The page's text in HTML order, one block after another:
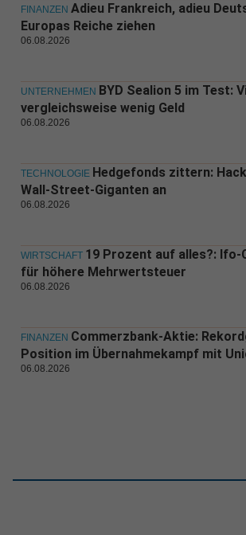
FINANZEN Adieu Frankreich, adieu
Europas Reiche ziehen
06.08.2026
UNTERNEHMEN BYD Sealion 5 im Test:
vergleichsweise wenig Geld
06.08.2026
TECHNOLOGIE Hedgefonds zittern:
Wall-Street-Giganten an
06.08.2026
WIRTSCHAFT 19 Prozent auf alles?: Ifo-
für höhere Mehrwertsteuer
06.08.2026
FINANZEN Commerzbank-Aktie:
Position im Übernahmekampf mit
06.08.2026